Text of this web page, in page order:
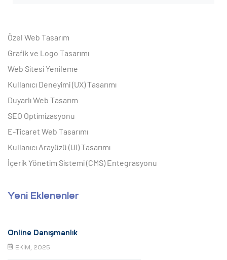
Özel Web Tasarım
Grafik ve Logo Tasarımı
Web Sitesi Yenileme
Kullanıcı Deneyimi (UX) Tasarımı
Duyarlı Web Tasarım
SEO Optimizasyonu
E-Ticaret Web Tasarımı
Kullanıcı Arayüzü (UI) Tasarımı
İçerik Yönetim Sistemi (CMS) Entegrasyonu
Yeni Eklenenler
Online Danışmanlık
EKIM, 2025